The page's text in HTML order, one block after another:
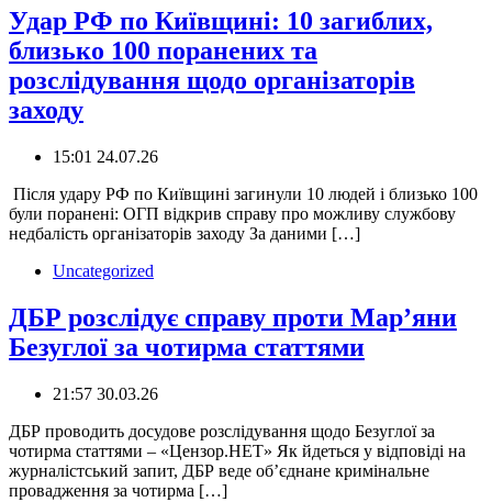
Удар РФ по Київщині: 10 загиблих,
близько 100 поранених та
розслідування щодо організаторів
заходу
15:01 24.07.26
️ Після удару РФ по Київщині загинули 10 людей і близько 100
були поранені: ОГП відкрив справу про можливу службову
недбалість організаторів заходу За даними […]
Uncategorized
ДБР розслідує справу проти Мар’яни
Безуглої за чотирма статтями
21:57 30.03.26
ДБР проводить досудове розслідування щодо Безуглої за
чотирма статтями – «Цензор.НЕТ» Як йдеться у відповіді на
журналістський запит, ДБР веде обʼєднане кримінальне
провадження за чотирма […]